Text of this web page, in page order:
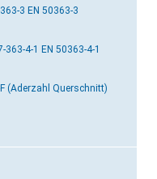
3 EN 50363-3
363-4-1 EN 50363-4-1
(Aderzahl Querschnitt)